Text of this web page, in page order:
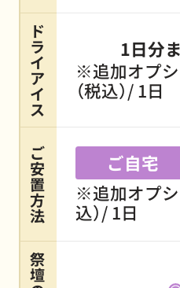
ド
ラ
イ
ア
イ
ス
1日分
※追加オプシ
（税込）/ 1日
ご
安
置
方
法
ご自宅
※追加オプシ
込）/ 1日
祭
壇